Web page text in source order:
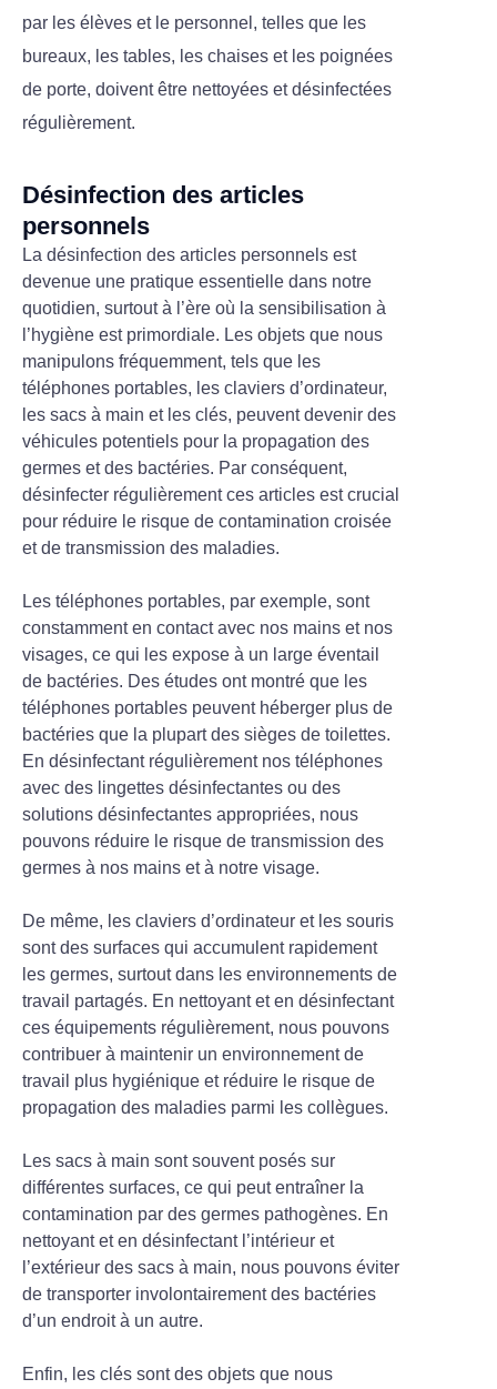
par les élèves et le personnel, telles que les
bureaux, les tables, les chaises et les poignées
de porte, doivent être nettoyées et désinfectées
régulièrement.
Désinfection des articles
personnels
La désinfection des articles personnels est
devenue une pratique essentielle dans notre
quotidien, surtout à l’ère où la sensibilisation à
l’hygiène est primordiale. Les objets que nous
manipulons fréquemment, tels que les
téléphones portables, les claviers d’ordinateur,
les sacs à main et les clés, peuvent devenir des
véhicules potentiels pour la propagation des
germes et des bactéries. Par conséquent,
désinfecter régulièrement ces articles est crucial
pour réduire le risque de contamination croisée
et de transmission des maladies.
Les téléphones portables, par exemple, sont
constamment en contact avec nos mains et nos
visages, ce qui les expose à un large éventail
de bactéries. Des études ont montré que les
téléphones portables peuvent héberger plus de
bactéries que la plupart des sièges de toilettes.
En désinfectant régulièrement nos téléphones
avec des lingettes désinfectantes ou des
solutions désinfectantes appropriées, nous
pouvons réduire le risque de transmission des
germes à nos mains et à notre visage.
De même, les claviers d’ordinateur et les souris
sont des surfaces qui accumulent rapidement
les germes, surtout dans les environnements de
travail partagés. En nettoyant et en désinfectant
ces équipements régulièrement, nous pouvons
contribuer à maintenir un environnement de
travail plus hygiénique et réduire le risque de
propagation des maladies parmi les collègues.
Les sacs à main sont souvent posés sur
différentes surfaces, ce qui peut entraîner la
contamination par des germes pathogènes. En
nettoyant et en désinfectant l’intérieur et
l’extérieur des sacs à main, nous pouvons éviter
de transporter involontairement des bactéries
d’un endroit à un autre.
Enfin, les clés sont des objets que nous